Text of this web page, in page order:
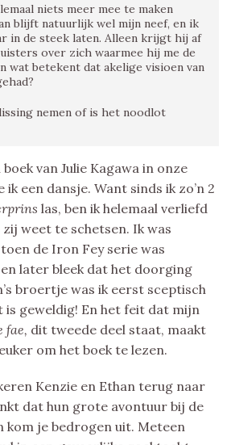
niets meer mee te maken
blijft natuurlijk wel mijn neef, en ik
in de steek laten. Alleen krijgt hij af
over zich waarmee hij me de
wat betekent dat akelige visioen van
nemen of is het noodlot
van Julie Kagawa in onze
een dansje. Want sinds ik zo’n 2
las, ben ik helemaal verliefd
weet te schetsen. Ik was
de Iron Fey serie was
later bleek dat het doorging
broertje was ik eerst sceptisch
is geweldig! En het feit dat mijn
fae, dit tweede deel staat, maakt
om het boek te lezen.
Kenzie en Ethan terug naar
dat hun grote avontuur bij de
kom je bedrogen uit. Meteen